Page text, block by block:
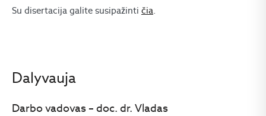
Dalyvauja
Darbo vadovas – doc. dr. Vladas
Su disertacija galite susipažinti čia.